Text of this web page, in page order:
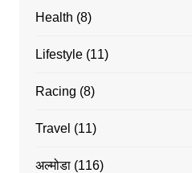
Health (8)
Lifestyle(11)
Racing (8)
Travel (11)
अल्मोडा(116)